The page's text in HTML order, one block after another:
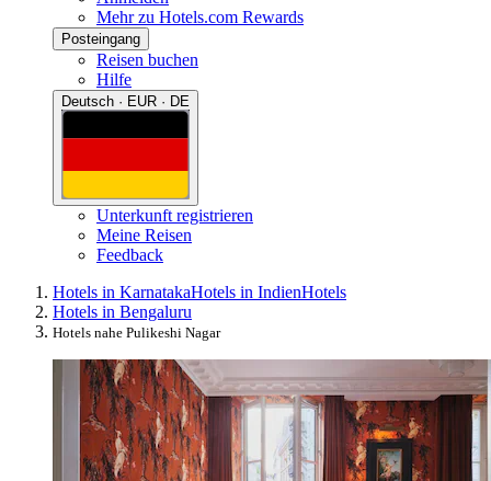
Mehr zu Hotels.com Rewards
Posteingang
Reisen buchen
Hilfe
Deutsch · EUR · DE
Unterkunft registrieren
Meine Reisen
Feedback
Hotels in KarnatakaHotels in IndienHotels
Hotels in Bengaluru
Hotels nahe Pulikeshi Nagar